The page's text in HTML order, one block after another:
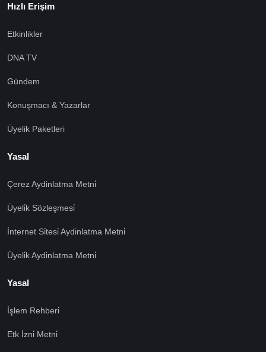
Hızlı Erişim
Etkinlikler
DNA TV
Gündem
Konuşmacı & Yazarlar
Üyelik Paketleri
Yasal
Çerez Aydinlatma Metni̇
Üyeli̇k Sözleşmesi̇
İnternet Si̇tesi̇ Aydinlatma Metni̇
Üyeli̇k Aydinlatma Metni̇
Yasal
İşlem Rehberi̇
Etk İzni̇ Metni̇